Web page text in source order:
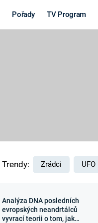
Pořady TV Program
Výročí
Trendy: Zrádci UFO
Analýza DNA posledních
evropských neandrtálců
vyvrací teorii o tom, jak